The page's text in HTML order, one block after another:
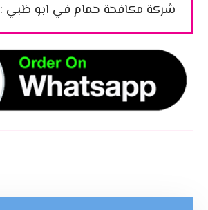
شركة مكافحة حمام في ابو ظبي :0545307678